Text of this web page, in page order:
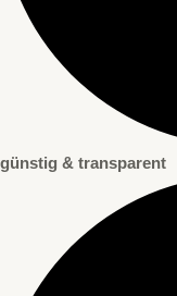
günstig & transparent